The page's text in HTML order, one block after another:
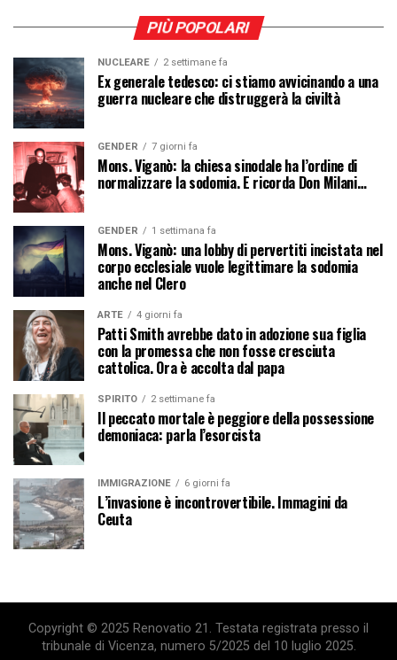
PIÙ POPOLARI
NUCLEARE 2 settimane fa
Ex generale tedesco: ci stiamo avvicinando a una
guerra nucleare che distruggerà la civiltà
GENDER 7 giorni fa
Mons. Viganò: la chiesa sinodale ha l’ordine di
normalizzare la sodomia. E ricorda Don Milani…
GENDER 1 settimana fa
Mons. Viganò: una lobby di pervertiti incistata nel
corpo ecclesiale vuole legittimare la sodomia
anche nel Clero
ARTE 4 giorni fa
Patti Smith avrebbe dato in adozione sua figlia
con la promessa che non fosse cresciuta
cattolica. Ora è accolta dal papa
SPIRITO 2 settimane fa
Il peccato mortale è peggiore della possessione
demoniaca: parla l’esorcista
IMMIGRAZIONE 6 giorni fa
L’invasione è incontrovertibile. Immagini da
Ceuta
Copyright © 2025 Renovatio 21. Testata registrata presso il
tribunale di Vicenza, numero 5/2025 del 10 luglio 2025.